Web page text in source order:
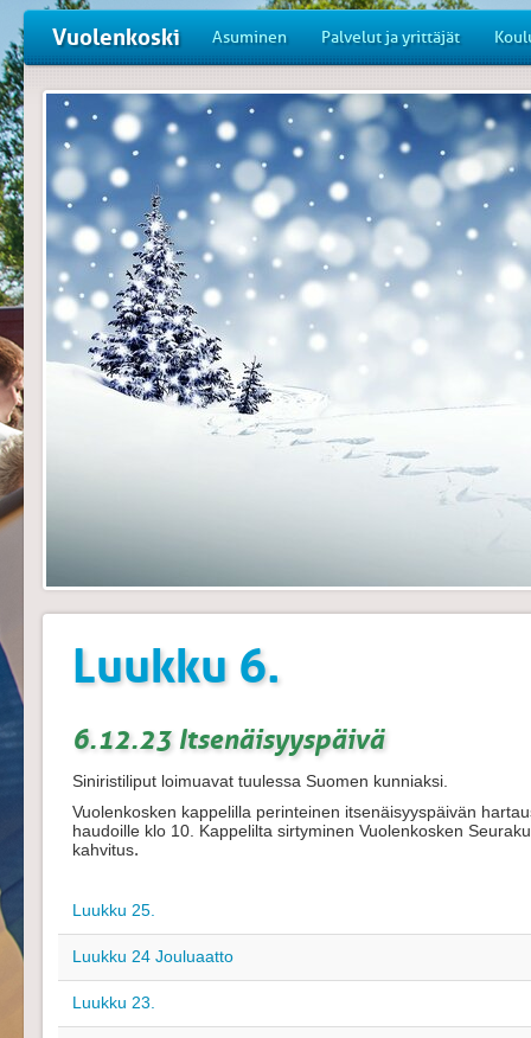
Vuolenkoski Asuminen Palvelut ja yrittäjät
Luukku 6.
6.12.23 Itsenäisyyspäivä
Siniristiliput loimuavat tuulessa Suomen kunniaksi.
Vuolenkosken kappelilla perinteinen itsenäisyyspäivän
haudoille klo 10. Kappelilta sirtyminen Vuolenkosken
kahvitus.
Luukku 25.
Luukku 24 Jouluaatto
Luukku 23.